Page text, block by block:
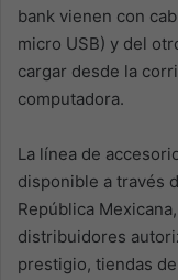
bank vienen con
micro USB) y del
cargar desde la
computadora.
La línea de
disponible a través
República
distribuidores
prestigio, tiendas